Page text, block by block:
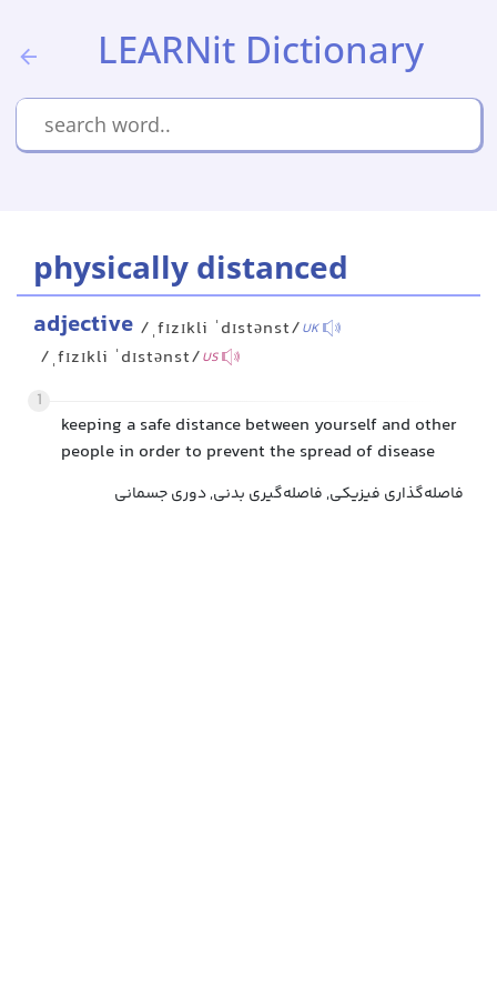
LEARNit Dictionary
physically distanced
adjective /ˌfɪzɪkli ˈdɪstənst/UK
/ˌfɪzɪkli ˈdɪstənst/US
1
keeping a safe distance between yourself and other
people in order to prevent the spread of disease
فاصله‌گذاری فیزیکی, فاصله‌گیری بدنی, دوری جسمانی